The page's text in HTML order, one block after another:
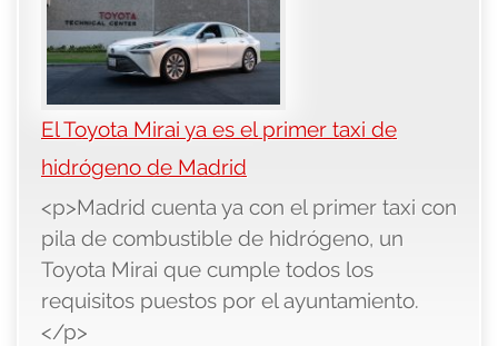
El Toyota Mirai ya es el primer taxi de
hidrógeno de Madrid
<p>Madrid cuenta ya con el primer taxi con
pila de combustible de hidrógeno, un
Toyota Mirai que cumple todos los
requisitos puestos por el ayuntamiento.
</p>